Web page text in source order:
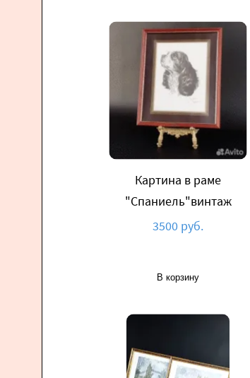
Картина в раме
"Спаниель"винтаж
3500 руб.
В корзину